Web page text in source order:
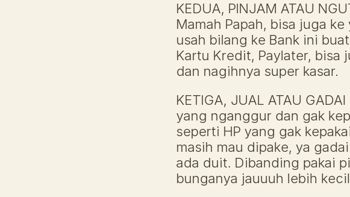
KEDUA, PINJAM ATAU
Mamah Papah, bisa juga
usah bilang ke Bank ini
Kartu Kredit, Paylater, bisa
dan nagihnya super kasar.
KETIGA, JUAL ATAU
yang nganggur dan gak
seperti HP yang gak
masih mau dipake, ya
ada duit. Dibanding pakai
bunganya jauuuh lebih